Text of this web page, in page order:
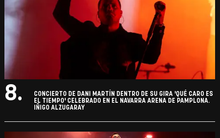
8.
CONCIERTO DE DANI MARTÍN DENTRO DE SU GIRA 'QUÉ CARO ES
EL TIEMPO' CELEBRADO EN EL NAVARRA ARENA DE PAMPLONA.
IÑIGO ALZUGARAY